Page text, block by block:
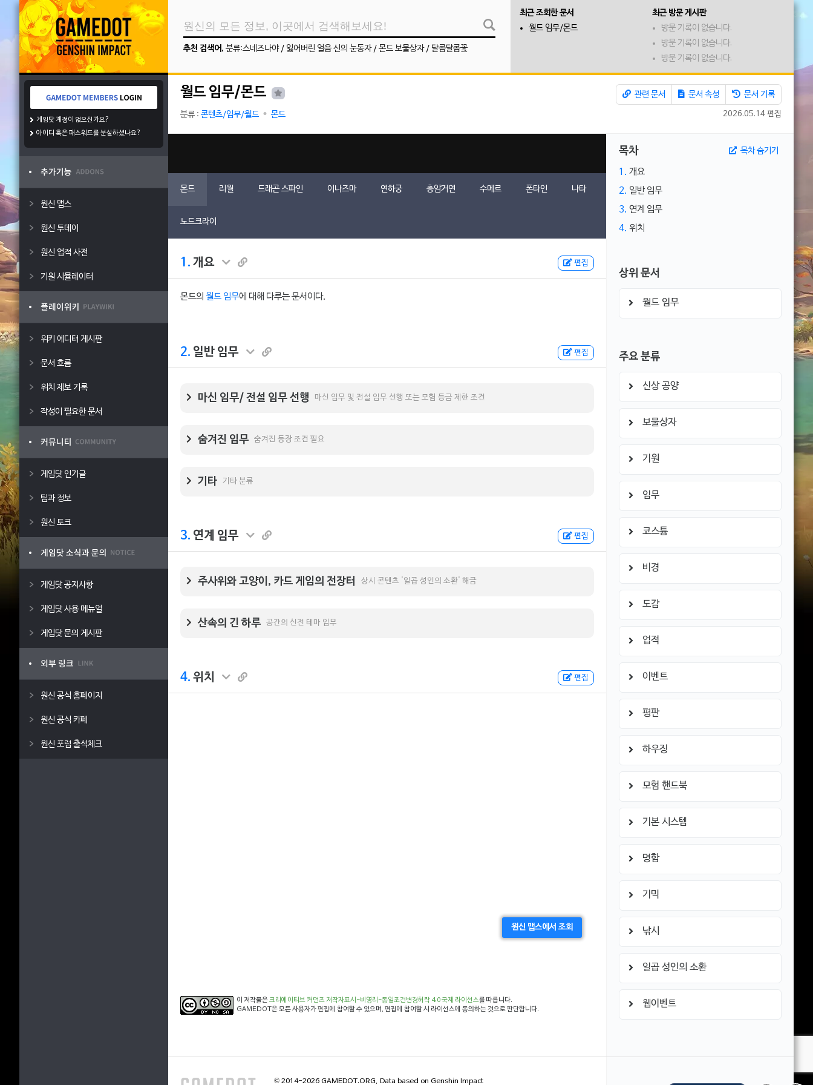
게임닷 계정이 없으신가요?
아이디 혹은 패스워드를 분실하셨나요?
원신 맵스
원신 투데이
원신 업적 사전
기원 시뮬레이터
위키 에디터 게시판
문서 흐름
위치 제보 기록
작성이 필요한 문서
게임닷 인기글
팁과 정보
원신 토크
게임닷 공지사항
게임닷 사용 메뉴얼
게임닷 문의 게시판
원신 공식 홈페이지
원신 공식 카페
원신 포럼 출석체크
추천 검색어 , 분류:스네즈나야/ 잃어버린 얼음 신의 눈동자/ 몬드 보물상자/ 달콤달콤꽃
최근 조회한 문서
월드 임무/몬드
최근 방문 게시판
방문 기록이 없습니다.
방문 기록이 없습니다.
방문 기록이 없습니다.
월드 임무/몬드
분류 : 콘텐츠/임무/월드 몬드
관련 문서 문서 속성 문서 기록
2026.05.14 편집
몬드 리월 드래곤 스파인 이나즈마 연하궁 층암거연 수메르 폰타인 나타
노드크라이
1. 개요 편집
몬드의 월드 임무에 대해 다루는 문서이다.
2. 일반 임무 편집
마신 임무/ 전설 임무 선행 마신 임무 및 전설 임무 선행 또는 모험 등급 제한 조건
숨겨진 임무 숨겨진 등장 조건 필요
기타 기타 분류
3. 연계 임무 편집
주사위와 고양이, 카드 게임의 전장터 상시 콘텐츠 '일곱 성인의 소환' 해금
산속의 긴 하루 공간의 신전 테마 임무
4. 위치 편집
원신 맵스에서 조회
이 저작물은크리에이티브 커먼즈 저작자표시-비영리-동일조건변경허락 4.0 국제 라이선스를 따릅니다.
GAMEDOT은 모든 사용자가 편집에 참여할 수 있으며, 편집에 참여할 시 라이선스에 동의하는 것으로 판단합니다.
목차 숨기기
목차
1. 개요
2. 일반 임무
3. 연계 임무
4. 위치
상위 문서
월드 임무
주요 분류
신상 공양
보물상자
기원
임무
코스튬
비경
도감
업적
이벤트
평판
하우징
모험 핸드북
기본 시스템
명함
기믹
낚시
일곱 성인의 소환
웹이벤트
© 2014-2026 GAMEDOT.ORG, Data based on Genshin Impact